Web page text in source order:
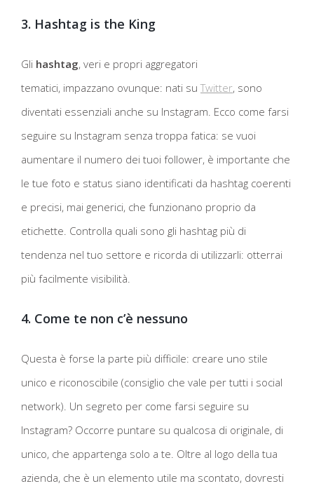
3. Hashtag is the King
Gli hashtag, veri e propri aggregatori
tematici, impazzano ovunque: nati suTwitter, sono
diventati essenziali anche su Instagram. Ecco come farsi
seguire su Instagram senza troppa fatica: se vuoi
aumentare il numero dei tuoi follower, è importante che
le tue foto e status siano identificati da hashtag coerenti
e precisi, mai generici, che funzionano proprio da
etichette. Controlla quali sono gli hashtag più di
tendenza nel tuo settore e ricorda di utilizzarli: otterrai
più facilmente visibilità.
4. Come te non c’è nessuno
Questa è forse la parte più difficile: creare uno stile
unico e riconoscibile (consiglio che vale per tutti i social
network). Un segreto per come farsi seguire su
Instagram? Occorre puntare su qualcosa di originale, di
unico, che appartenga solo a te. Oltre al logo della tua
azienda, che è un elemento utile ma scontato, dovresti